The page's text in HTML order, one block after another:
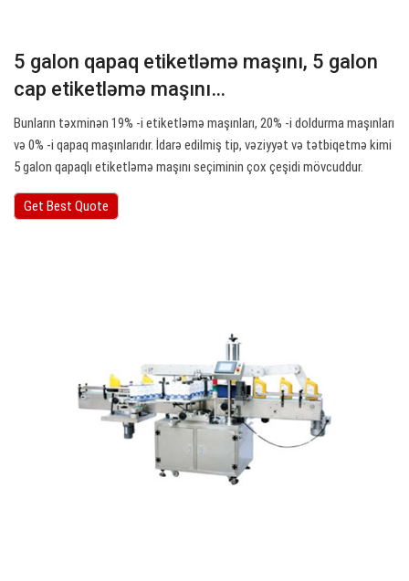
5 galon qapaq etiketləmə maşını, 5 galon
cap etiketləmə maşını…
Bunların təxminən 19% -i etiketləmə maşınları, 20% -i doldurma maşınları
və 0% -i qapaq maşınlarıdır. İdarə edilmiş tip, vəziyyət və tətbiqetmə kimi
5 galon qapaqlı etiketləmə maşını seçiminin çox çeşidi mövcuddur.
Get Best Quote